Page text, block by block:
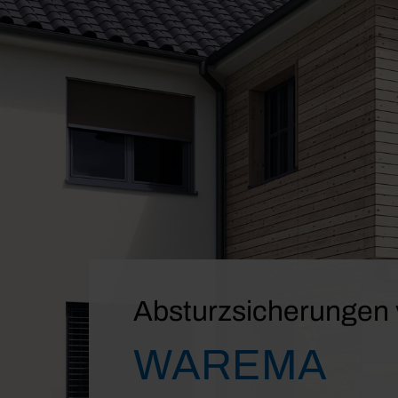
Absturzsicherungen
WAREMA